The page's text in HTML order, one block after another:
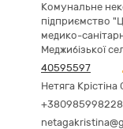
Комунальне
підприємство
медико-
Меджибізької
40595597
Нетяга Крістіна
+380985998228